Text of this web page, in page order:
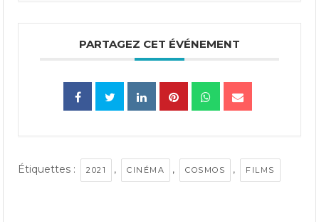
PARTAGEZ CET ÉVÉNEMENT
Étiquettes : 2021 , CINÉMA , COSMOS , FILMS